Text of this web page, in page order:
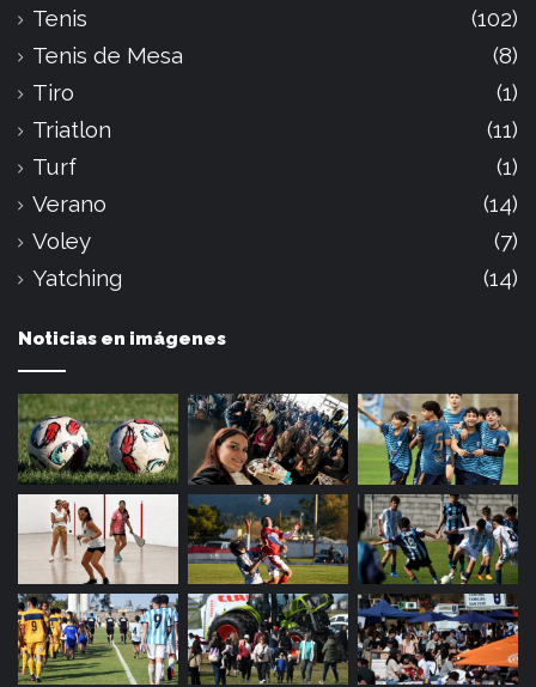
Tenis
(102)
Tenis de Mesa
(8)
Tiro
(1)
Triatlon
(11)
Turf
(1)
Verano
(14)
Voley
(7)
Yatching
(14)
Noticias en imágenes